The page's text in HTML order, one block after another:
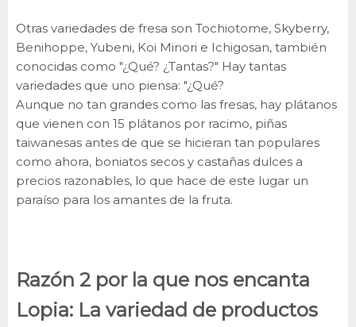
Otras variedades de fresa son Tochiotome, Skyberry,
Benihoppe, Yubeni, Koi Minori e Ichigosan, también
conocidas como "¿Qué? ¿Tantas?" Hay tantas
variedades que uno piensa: "¿Qué?
Aunque no tan grandes como las fresas, hay plátanos
que vienen con 15 plátanos por racimo, piñas
taiwanesas antes de que se hicieran tan populares
como ahora, boniatos secos y castañas dulces a
precios razonables, lo que hace de este lugar un
paraíso para los amantes de la fruta.
Razón 2 por la que nos encanta
Lopia: La variedad de productos